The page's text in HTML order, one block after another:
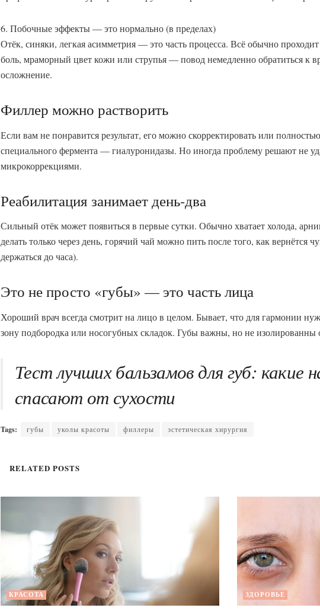
6. Побочные эффекты — это нормально (в пределах)
Отёк, синяки, легкая асимметрия — это часть процесса. Всё обычно
боль, мраморный цвет кожи или струпья — повод немедленно обратиться к
осложнение.
Филлер можно растворить
Если вам не понравится результат, его можно скорректировать или
специального фермента — гиалуронидазы. Но иногда проблему решают не
микрокоррекциями.
Реабилитация занимает день-два
Сильный отёк может появиться в первые сутки. Обычно хватает холода,
делать только через день, горячий чай можно пить после того, как вернётся
держаться до часа).
Это не просто «губы» — это часть лица
Хороший врач всегда смотрит на лицо в целом. Бывает, что для гармонии
зону подбородка или носогубных складок. Губы важны, но не изолированны
Тест лучших бальзамов для губ: какие
спасают от сухости
Tags: губы уколы красоты филлеры эстетическая хирургия
RELATED POSTS
КРАСОТА ЗДОРОВЬЕ